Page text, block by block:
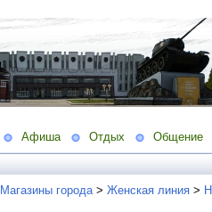
Афиша Отдых Общение
Магазины города > Женская линия >